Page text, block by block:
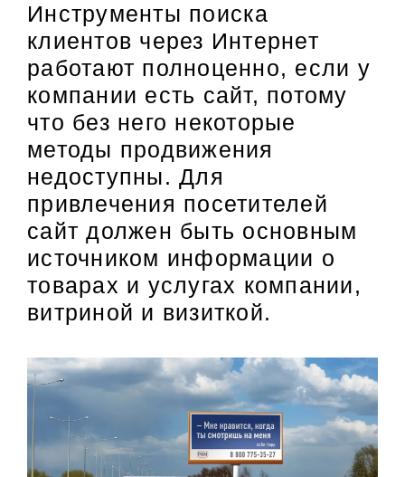
Инструменты поиска
клиентов через Интернет
работают полноценно, если у
компании есть сайт, потому
что без него некоторые
методы продвижения
недоступны. Для
привлечения посетителей
сайт должен быть основным
источником информации о
товарах и услугах компании,
витриной и визиткой.